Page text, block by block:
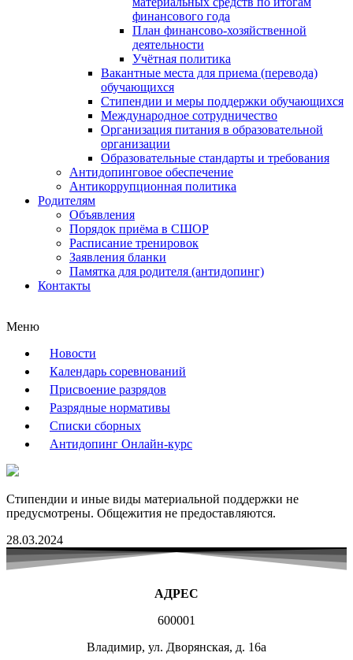
финансового года
План финансово-хозяйственной
деятельности
Учётная политика
Вакантные места для приема (перевода)
обучающихся
Стипендии и меры поддержки обучающихся
Международное сотрудничество
Организация питания в образовательной
организации
Образовательные стандарты и требования
Антидопинговое обеспечение
Антикоррупционная политика
Родителям
Объявления
Порядок приёма в СШОР
Расписание тренировок
Заявления бланки
Памятка для родителя (антидопинг)
Контакты
Меню
Новости
Календарь соревнований
Присвоение разрядов
Разрядные нормативы
Списки сборных
Антидопинг Онлайн-курс
Стипендии и иные виды материальной поддержки не
предусмотрены. Общежития не предоставляются.
28.03.2024
АДРЕС
600001
Владимир, ул. Дворянская, д. 16а